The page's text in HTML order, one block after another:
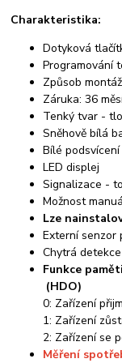
Charakteristika:
Dotyková
Programování
Způsob
Záruka: 36
Tenký tvar -
Sněhově bílá
Bílé podsvícení
LED displej
Signalizace -
Možnost
Lze
Externí senzor
Chytrá
Funkce
(HDO)
0: Zařízení
1: Zařízení
2: Zařízení se
Měření